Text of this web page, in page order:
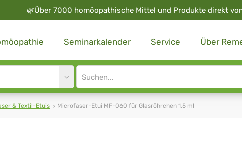
🌿Über 7000 homöopathische Mittel und Produkte direkt
Seminarkalender Service Über
Site
search
& Textil-Etuis Microfaser-Etui MF-060 für Glasröhrchen 1,5 ml